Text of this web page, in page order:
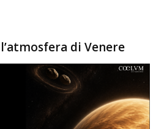
di Venere